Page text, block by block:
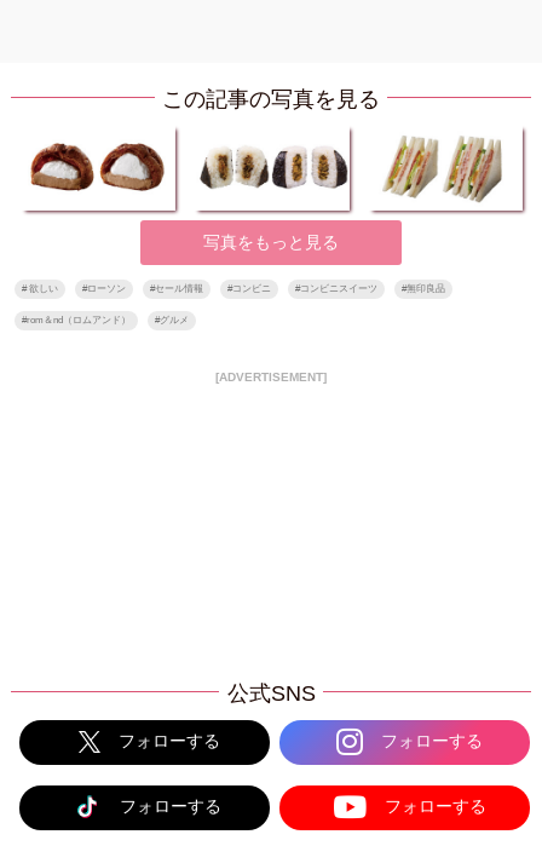
この記事の写真を見る
写真をもっと見る
#欲しい #ローソン #セール情報 #コンビニ #コンビニスイーツ #無印良品
#rom＆nd（ロムアンド） #グルメ
[ADVERTISEMENT]
公式SNS
フォローする フォローする
フォローする フォローする